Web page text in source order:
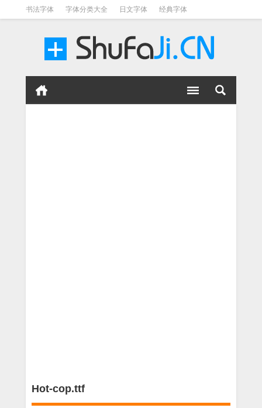
书法字体 字体分类大全 日文字体 经典字体
Hot-cop.ttf